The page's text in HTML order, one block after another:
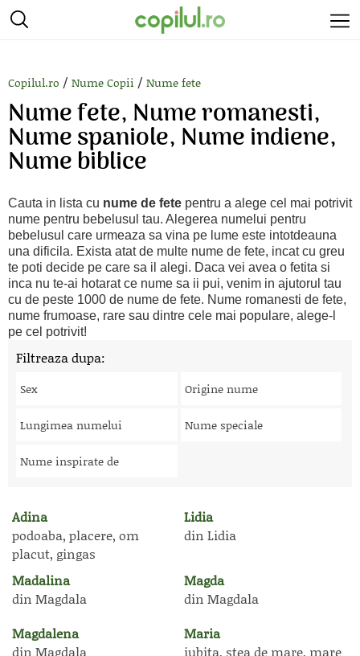
Copilul.ro / Nume Copii / Nume fete
Nume fete, Nume romanesti,
Nume spaniole, Nume indiene,
Nume biblice
Cauta in lista cu nume de fete pentru a alege cel mai potrivit
nume pentru bebelusul tau. Alegerea numelui pentru
bebelusul care urmeaza sa vina pe lume este intotdeauna
una dificila. Exista atat de multe nume de fete, incat cu greu
te poti decide pe care sa il alegi. Daca vei avea o fetita si
inca nu te-ai hotarat ce nume sa ii pui, venim in ajutorul tau
cu de peste 1000 de nume de fete. Nume romanesti de fete,
nume frumoase, rare sau dintre cele mai populare, alege-l
pe cel potrivit!
Filtreaza dupa:
Sex Origine nume
Lungimea numelui Nume speciale
Nume inspirate de
Adina
podoaba, placere, om
placut, gingas
Lidia
din Lidia
Madalina
din Magdala
Magda
din Magdala
Magdalena
din Magdala
Maria
iubita, stea de mare, mare